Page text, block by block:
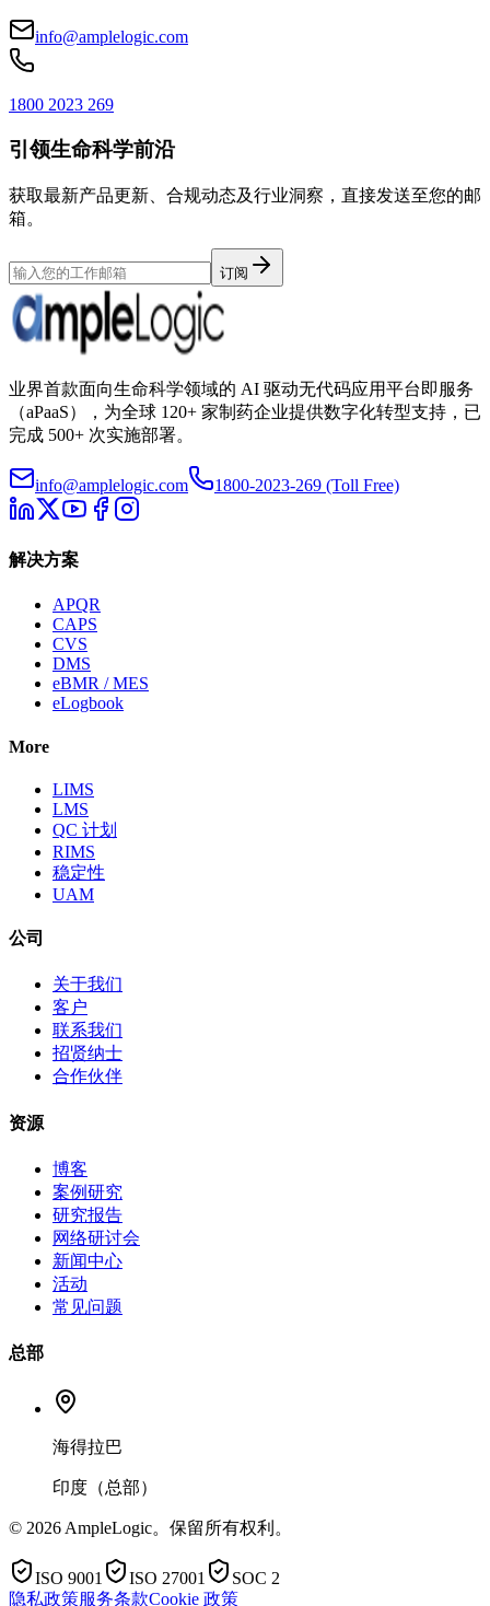
info@amplelogic.com
1800 2023 269
引领生命科学前沿
获取最新产品更新、合规动态及行业洞察，直接发送至您的邮
箱。
订阅
业界首款面向生命科学领域的 AI 驱动无代码应用平台即服务
（aPaaS），为全球 120+ 家制药企业提供数字化转型支持，已
完成 500+ 次实施部署。
info@amplelogic.com 1800-2023-269 (Toll Free)
解决方案
APQR
CAPS
CVS
DMS
eBMR / MES
eLogbook
More
LIMS
LMS
QC 计划
RIMS
稳定性
UAM
公司
关于我们
客户
联系我们
招贤纳士
合作伙伴
资源
博客
案例研究
研究报告
网络研讨会
新闻中心
活动
常见问题
总部
海得拉巴
印度（总部）
© 2026 AmpleLogic。保留所有权利。
ISO 9001 ISO 27001
SOC 2
隐私政策服务条款Cookie 政策